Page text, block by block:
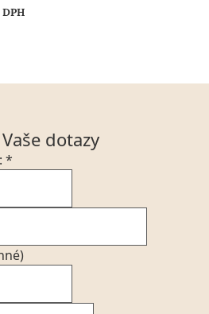
DPH
dotazy
*